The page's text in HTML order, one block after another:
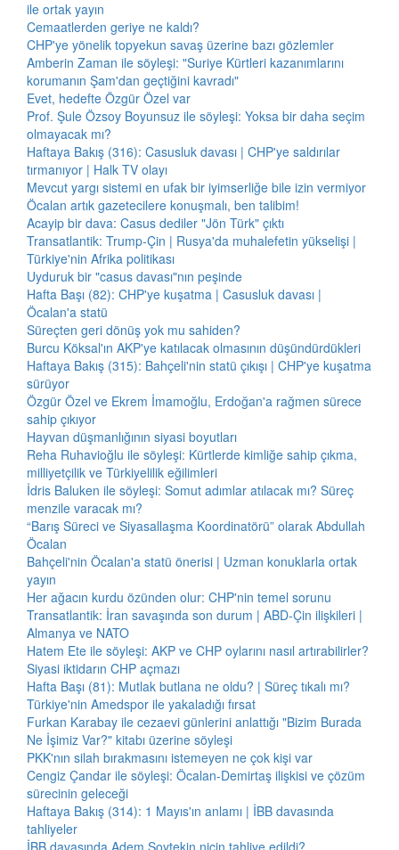
ile ortak yayın
Cemaatlerden geriye ne kaldı?
CHP'ye yönelik topyekun savaş üzerine bazı gözlemler
Amberin Zaman ile söyleşi: "Suriye Kürtleri kazanımlarını
korumanın Şam'dan geçtiğini kavradı"
Evet, hedefte Özgür Özel var
Prof. Şule Özsoy Boyunsuz ile söyleşi: Yoksa bir daha seçim
olmayacak mı?
Haftaya Bakış (316): Casusluk davası | CHP'ye saldırılar
tırmanıyor | Halk TV olayı
Mevcut yargı sistemi en ufak bir iyimserliğe bile izin vermiyor
Öcalan artık gazetecilere konuşmalı, ben talibim!
Acayip bir dava: Casus dediler "Jön Türk" çıktı
Transatlantik: Trump-Çin | Rusya'da muhalefetin yükselişi |
Türkiye'nin Afrika politikası
Uyduruk bir "casus davası"nın peşinde
Hafta Başı (82): CHP'ye kuşatma | Casusluk davası |
Öcalan'a statü
Süreçten geri dönüş yok mu sahiden?
Burcu Köksal'ın AKP'ye katılacak olmasının düşündürdükleri
Haftaya Bakış (315): Bahçeli'nin statü çıkışı | CHP'ye kuşatma
sürüyor
Özgür Özel ve Ekrem İmamoğlu, Erdoğan'a rağmen sürece
sahip çıkıyor
Hayvan düşmanlığının siyasi boyutları
Reha Ruhavioğlu ile söyleşi: Kürtlerde kimliğe sahip çıkma,
milliyetçilik ve Türkiyelilik eğilimleri
İdris Baluken ile söyleşi: Somut adımlar atılacak mı? Süreç
menzile varacak mı?
“Barış Süreci ve Siyasallaşma Koordinatörü” olarak Abdullah
Öcalan
Bahçeli'nin Öcalan'a statü önerisi | Uzman konuklarla ortak
yayın
Her ağacın kurdu özünden olur: CHP'nin temel sorunu
Transatlantik: İran savaşında son durum | ABD-Çin ilişkileri |
Almanya ve NATO
Hatem Ete ile söyleşi: AKP ve CHP oylarını nasıl artırabilirler?
Siyasi iktidarın CHP açmazı
Hafta Başı (81): Mutlak butlana ne oldu? | Süreç tıkalı mı?
Türkiye'nin Amedspor ile yakaladığı fırsat
Furkan Karabay ile cezaevi günlerini anlattığı "Bizim Burada
Ne İşimiz Var?" kitabı üzerine söyleşi
PKK'nın silah bırakmasını istemeyen ne çok kişi var
Cengiz Çandar ile söyleşi: Öcalan-Demirtaş ilişkisi ve çözüm
sürecinin geleceği
Haftaya Bakış (314): 1 Mayıs'ın anlamı | İBB davasında
tahliyeler
İBB davasında Adem Soytekin niçin tahliye edildi?